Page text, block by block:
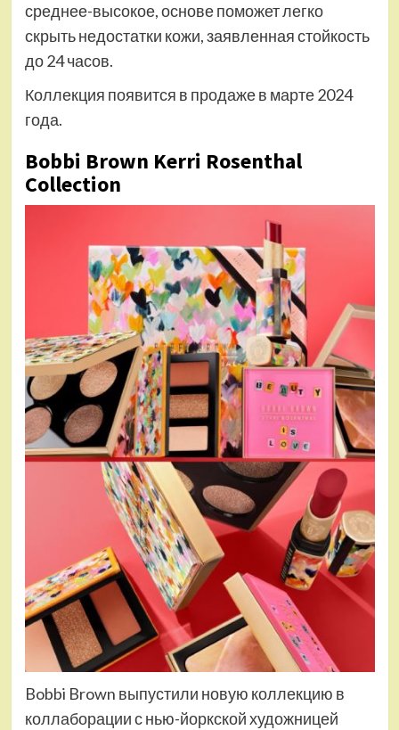
среднее-высокое, основе поможет легко
скрыть недостатки кожи, заявленная стойкость
до 24 часов.
Коллекция появится в продаже в марте 2024
года.
Bobbi Brown Kerri Rosenthal
Collection
Bobbi Brown выпустили новую коллекцию в
коллаборации с нью-йоркской художницей